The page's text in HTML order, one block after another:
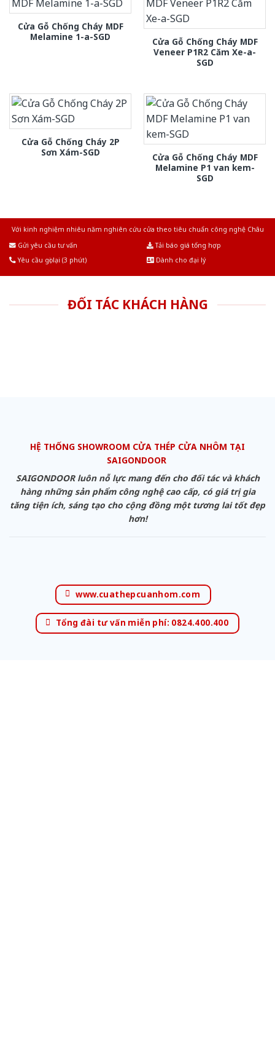
Cửa Gỗ Chống Cháy MDF
Melamine 1-a-SGD
Cửa Gỗ Chống Cháy MDF
Veneer P1R2 Căm Xe-a-
SGD
Cửa Gỗ Chống Cháy 2P
Sơn Xám-SGD
Cửa Gỗ Chống Cháy MDF
Melamine P1 van kem-
SGD
Với kinh nghiệm nhiêu năm nghiên cứu cửa theo tiêu chuẩn công nghệ Châu
Gửi yêu cầu tư vấn
Tải báo giá tổng hợp
Yêu cầu gọi lại (3 phút)
Dành cho đại lý
ĐỐI TÁC KHÁCH HÀNG
HỆ THỐNG SHOWROOM CỬA THÉP CỬA NHÔM TẠI
SAIGONDOOR
SAIGONDOOR luôn nỗ lực mang đến cho đối tác và khách
hàng những sản phẩm công nghệ cao cấp, có giá trị gia
tăng tiện ích, sáng tạo cho cộng đồng một tương lai tốt đẹp
hơn!
www.cuathepcuanhom.com
Tổng đài tư vấn miễn phí: 0824.400.400